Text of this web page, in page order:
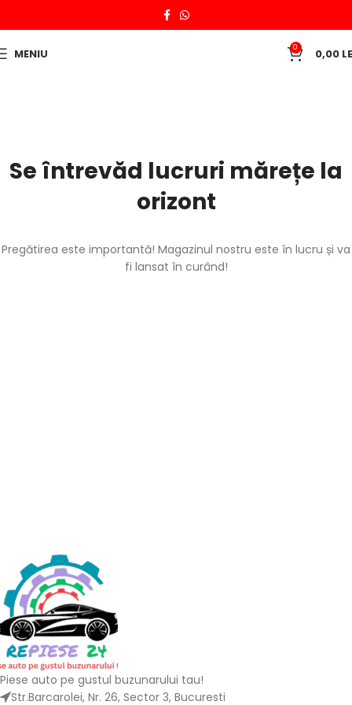
MENIU 0 0,00
Se întrevăd lucruri mărețe la
orizont
Pregătirea este importantă! Magazinul nostru este în lucru și va
fi lansat în curând!
Piese auto pe gustul buzunarului tau!
Str.Barcarolei, Nr. 26, Sector 3, Bucuresti